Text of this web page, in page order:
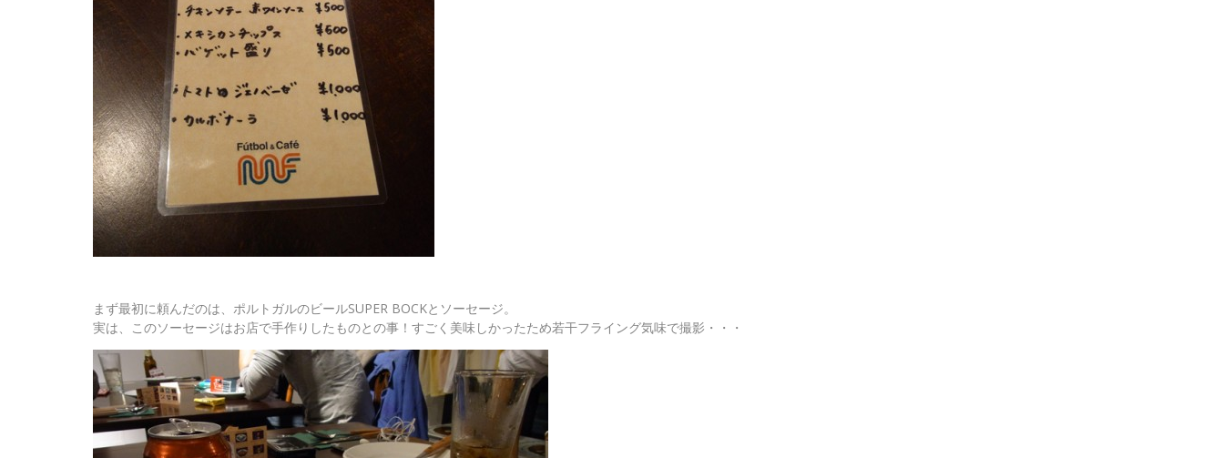
まず最初に頼んだのは、ポルトガルのビールSUPER BOCKとソーセージ。
実は、このソーセージはお店で手作りしたものとの事！すごく美味しかったため若干フライング気味で撮影・・・